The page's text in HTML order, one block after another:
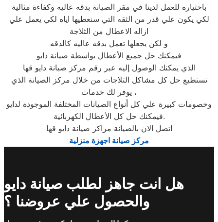
باختياره للعمل لدينا في مقر الصيانة بدقه عاليه وكفاءة مثالية
لكي يكون علي قدر من الثقه التي سنعطيها اياه لكي يعمل علي
ازاله الاعطال من الثلاجة
و لكن يجعلها تعمل بدقه عاليه كالدقه
فيمكنك حل جميع الأعطال بواسطة صيانة دايو
الذي يمكنك الوصول إليه عبر رقم مركز صيانة دايو قها
تستطيع حل كل مشاكل الثلاجات من خلال مركز الصيانة الذي
يوفر لك خدمات ،
وخصومات كبيرة علي كل أنواع الصيانات المختلفة الموجودة لدايو
فيمكنك حل كل الأعطال الكهربائية.
اتصل الان بالصيانة مراكز صيانة دايو قها
مركز صيانة اجهزة منزلية
هل انت جاهز لطلب صيانة دايو
والحصول علي عروضنا ؟